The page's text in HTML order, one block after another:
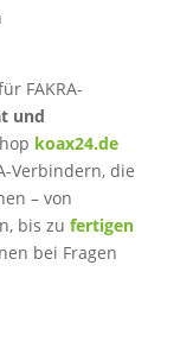
FAKRA-
und
koax24.de
Verbindern, die
– von
bis zu fertigen
bei Fragen